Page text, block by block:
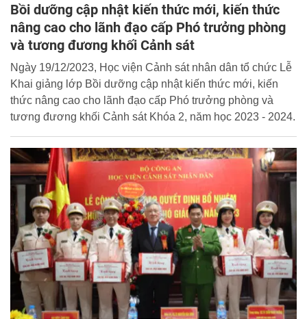
Bồi dưỡng cập nhật kiến thức mới, kiến thức
nâng cao cho lãnh đạo cấp Phó trưởng phòng
và tương đương khối Cảnh sát
Ngày 19/12/2023, Học viện Cảnh sát nhân dân tổ chức Lễ
Khai giảng lớp Bồi dưỡng cập nhật kiến thức mới, kiến
thức nâng cao cho lãnh đạo cấp Phó trưởng phòng và
tương đương khối Cảnh sát Khóa 2, năm học 2023 - 2024.